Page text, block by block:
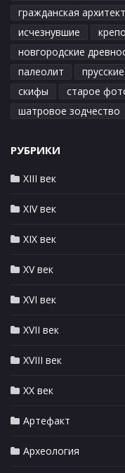
гражданская
исчезнувшие
новгородские
палеолит
скифы
старое
шатровое зодчество
РУБРИКИ
XIII век
XIV век
XIX век
XV век
XVI век
XVII век
XVIII век
XX век
Артефакт
Археология